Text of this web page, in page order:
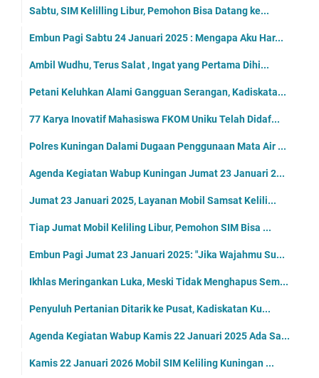
Sabtu, SIM Kelilling Libur, Pemohon Bisa Datang ke...
Embun Pagi Sabtu 24 Januari 2025 : Mengapa Aku Har...
Ambil Wudhu, Terus Salat , Ingat yang Pertama Dihi...
Petani Keluhkan Alami Gangguan Serangan, Kadiskata...
77 Karya Inovatif Mahasiswa FKOM Uniku Telah Didaf...
Polres Kuningan Dalami Dugaan Penggunaan Mata Air ...
Agenda Kegiatan Wabup Kuningan Jumat 23 Januari 2...
Jumat 23 Januari 2025, Layanan Mobil Samsat Kelili...
Tiap Jumat Mobil Keliling Libur, Pemohon SIM Bisa ...
Embun Pagi Jumat 23 Januari 2025: "Jika Wajahmu Su...
Ikhlas Meringankan Luka, Meski Tidak Menghapus Sem...
Penyuluh Pertanian Ditarik ke Pusat, Kadiskatan Ku...
Agenda Kegiatan Wabup Kamis 22 Januari 2025 Ada Sa...
Kamis 22 Januari 2026 Mobil SIM Keliling Kuningan ...